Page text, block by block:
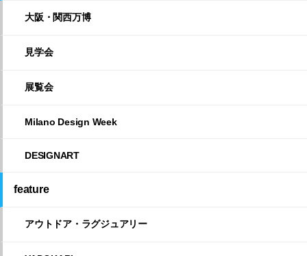
大阪・関西万博
見学会
展覧会
Milano Design Week
DESIGNART
feature
アウトドア・ラグジュアリー